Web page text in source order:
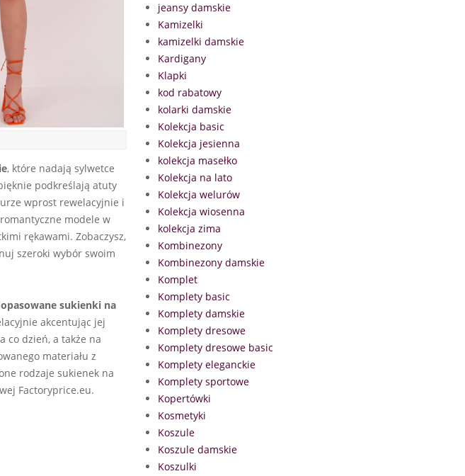
, które nadają sylwetce
podkreślają atuty
wprost rewelacyjnie i
modele w
rękawami. Zobaczysz,
szeroki wybór swoim
sukienki na
akcentując jej
co dzień, a także na
materiału z
rodzaje sukienek na
Factoryprice.eu.
jeansy damskie
Kamizelki
kamizelki damskie
Kardigany
Klapki
kod rabatowy
kolarki damskie
Kolekcja basic
Kolekcja jesienna
kolekcja masełko
Kolekcja na lato
Kolekcja welurów
Kolekcja wiosenna
kolekcja zima
Kombinezony
Kombinezony damskie
Komplet
Komplety basic
Komplety damskie
Komplety dresowe
Komplety dresowe basic
Komplety eleganckie
Komplety sportowe
Kopertówki
Kosmetyki
Koszule
Koszule damskie
Koszulki